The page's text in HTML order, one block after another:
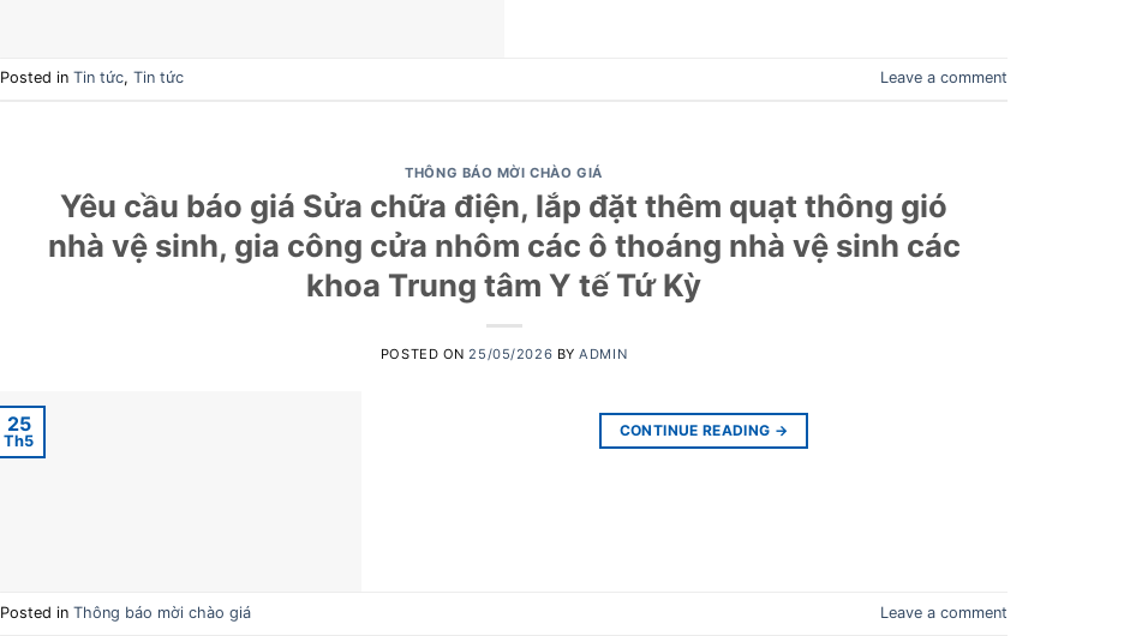
Posted in Tin tức, Tin tức Leave a comment
THÔNG BÁO MỜI CHÀO GIÁ
Yêu cầu báo giá Sửa chữa điện, lắp đặt thêm quạt thông gió
nhà vệ sinh, gia công cửa nhôm các ô thoáng nhà vệ sinh các
khoa Trung tâm Y tế Tứ Kỳ
POSTED ON25/05/2026 BYADMIN
25
Th5
CONTINUE READING →
Posted in Thông báo mời chào giá Leave a comment